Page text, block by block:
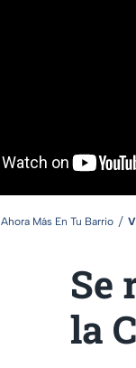
Ahora Más En Tu Barrio
Se
la